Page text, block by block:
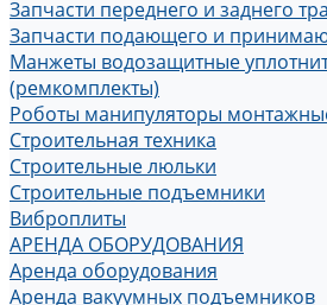
Запчасти переднего и заднего
Запчасти подающего и
Манжеты водозащитные
(ремкомплекты)
Роботы манипуляторы
Строительная техника
Строительные люльки
Строительные подъемники
Виброплиты
АРЕНДА ОБОРУДОВАНИЯ
Аренда оборудования
Аренда вакуумных подъемников